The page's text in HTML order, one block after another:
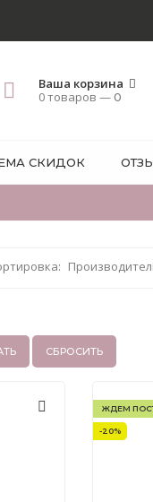
Ваша корзина
0 товаров —0
СКИДОК
СБРОСИТЬ
ЖДЕМ
-20%